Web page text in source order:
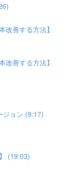
善する方法】
善する方法】
ジョン (9:17)
(19:03)